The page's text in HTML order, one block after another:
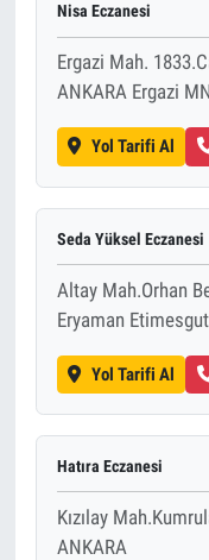
Nisa Eczanesi
Ergazi Mah.
ANKARA Ergazi
Yol Tarifi Al
Seda Yüksel Eczanesi
Altay Mah.Orhan
Eryaman
Yol Tarifi Al
Hatıra Eczanesi
Kızılay
ANKARA